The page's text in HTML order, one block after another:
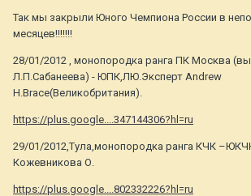
Так мы закрыли Юного Чемпиона России в
месяцев!!!!!!!
28/01/2012 , монопородка ранга ПК Москва
Л.П.Сабанеева) - ЮПК,ЛЮ.Эксперт Andrew
H.Brace(Великобритания).
https://plus.google....347144306?hl=ru
29/01/2012,Тула,монопородка ранга КЧК
Кожевникова О.
https://plus.google....802332226?hl=ru